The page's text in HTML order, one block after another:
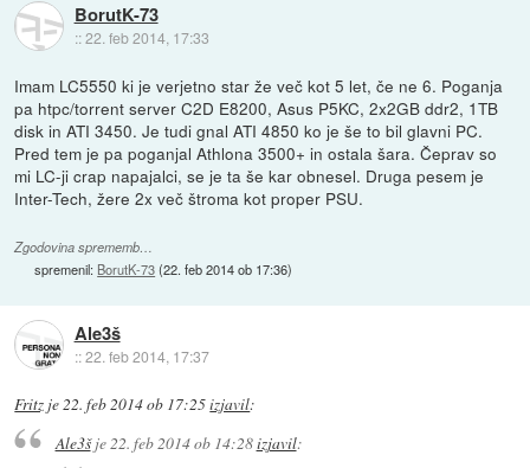
BorutK-73
::22. feb 2014, 17:33
Imam LC5550 ki je verjetno star že več kot 5 let, če ne 6. Poganja
pa htpc/torrent server C2D E8200, Asus P5KC, 2x2GB ddr2, 1TB
disk in ATI 3450. Je tudi gnal ATI 4850 ko je še to bil glavni PC.
Pred tem je pa poganjal Athlona 3500+ in ostala šara. Čeprav so
mi LC-ji crap napajalci, se je ta še kar obnesel. Druga pesem je
Inter-Tech, žere 2x več štroma kot proper PSU.
Zgodovina sprememb…
spremenil: BorutK-73(22. feb 2014 ob 17:36)
Ale3š
::22. feb 2014, 17:37
Fritz je22. feb 2014 ob 17:25izjavil:
Ale3šje22. feb 2014 ob 14:28izjavil: